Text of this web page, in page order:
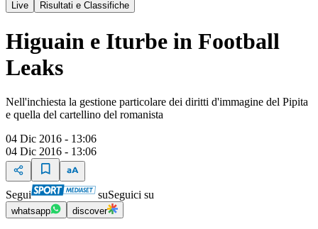
Live
Risultati e Classifiche
Higuain e Iturbe in Football
Leaks
Nell'inchiesta la gestione particolare dei diritti d'immagine del Pipita
e quella del cartellino del romanista
04 Dic 2016 - 13:06
04 Dic 2016 - 13:06
Segui suSeguici su
whatsapp discover